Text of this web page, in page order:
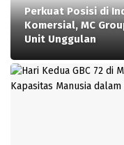
Perkuat Posisi di
Komersial, MC
Unit Unggulan